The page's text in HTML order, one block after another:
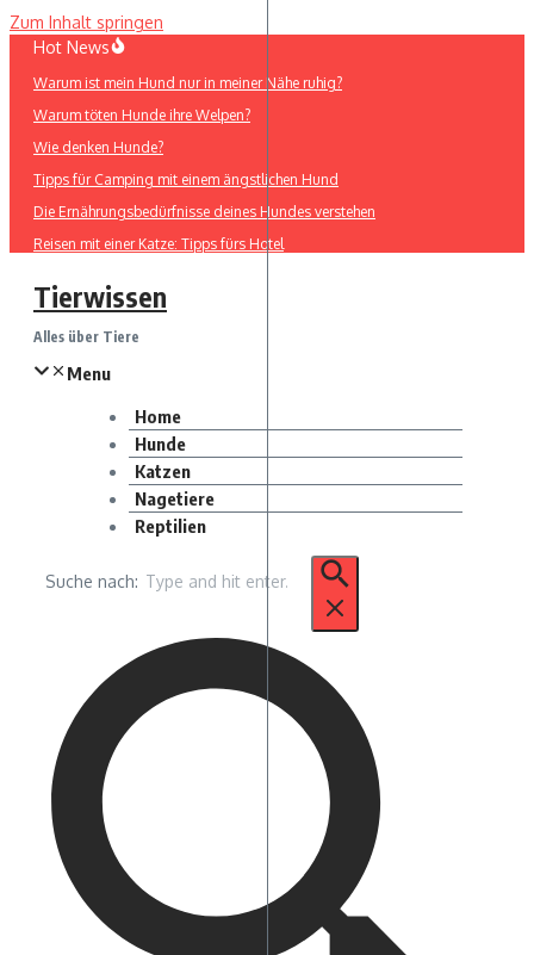
Zum Inhalt springen
Hot News
Warum ist mein Hund nur in meiner Nähe ruhig?
Warum töten Hunde ihre Welpen?
Wie denken Hunde?
Tipps für Camping mit einem ängstlichen Hund
Die Ernährungsbedürfnisse deines Hundes verstehen
Reisen mit einer Katze: Tipps fürs Hotel
Tierwissen
Alles über Tiere
Menu
Home
Hunde
Katzen
Nagetiere
Reptilien
Suche nach: